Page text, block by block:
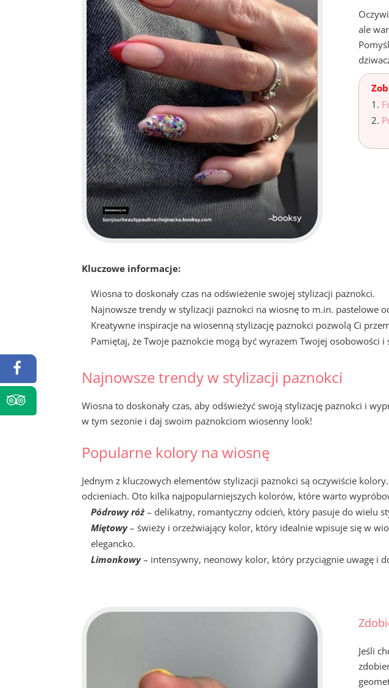
ale
Kluczowe informacje:
Wiosna to doskonały czas na odświeżenie swojej stylizacji paznokci.
Najnowsze trendy w stylizacji paznokci na wiosnę to m.in. pastelowe
Kreatywne inspiracje na wiosenną stylizację paznokci pozwolą Ci
Pamiętaj, że Twoje paznokcie mogą być wyrazem Twojej osobowości
Najnowsze trendy w stylizacji paznokci
Wiosna to doskonały czas, aby odświeżyć swoją stylizację paznokci i
w tym sezonie i daj swoim paznokciom wiosenny look!
Popularne kolory na wiosnę
Jednym z kluczowych elementów stylizacji paznokci są oczywiście
odcieniach. Oto kilka najpopularniejszych kolorów, które warto
Pódrowy róż – delikatny, romantyczny odcień, który pasuje do wielu
Miętowy– świeży i orzeźwiający kolor, który idealnie wpisuje się w
elegancko.
Limonkowy– intensywny, neonowy kolor, który przyciągnie uwagę i
Jeśli